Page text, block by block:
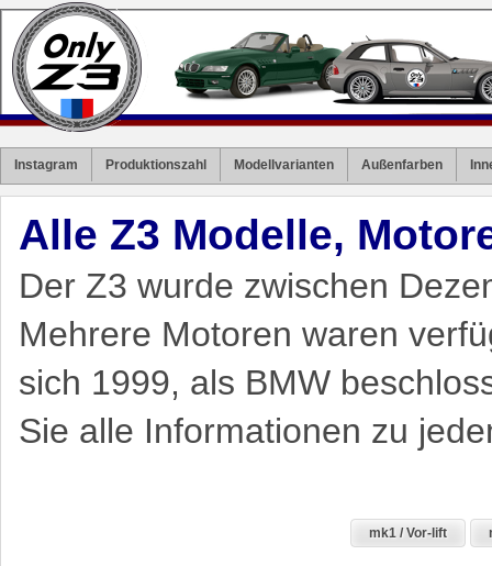
Instagram Produktionszahl Modellvarianten Außenfarben
Alle Z3 Modelle,
Der Z3 wurde zwischen
Mehrere Motoren waren
sich 1999, als BMW
Sie alle Informationen zu
mk1 / Vor-lift